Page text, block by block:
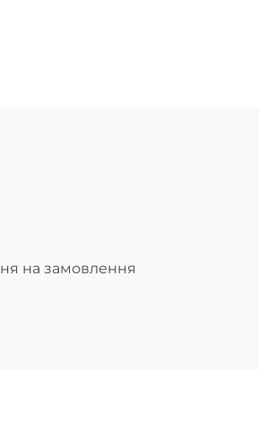
на замовлення